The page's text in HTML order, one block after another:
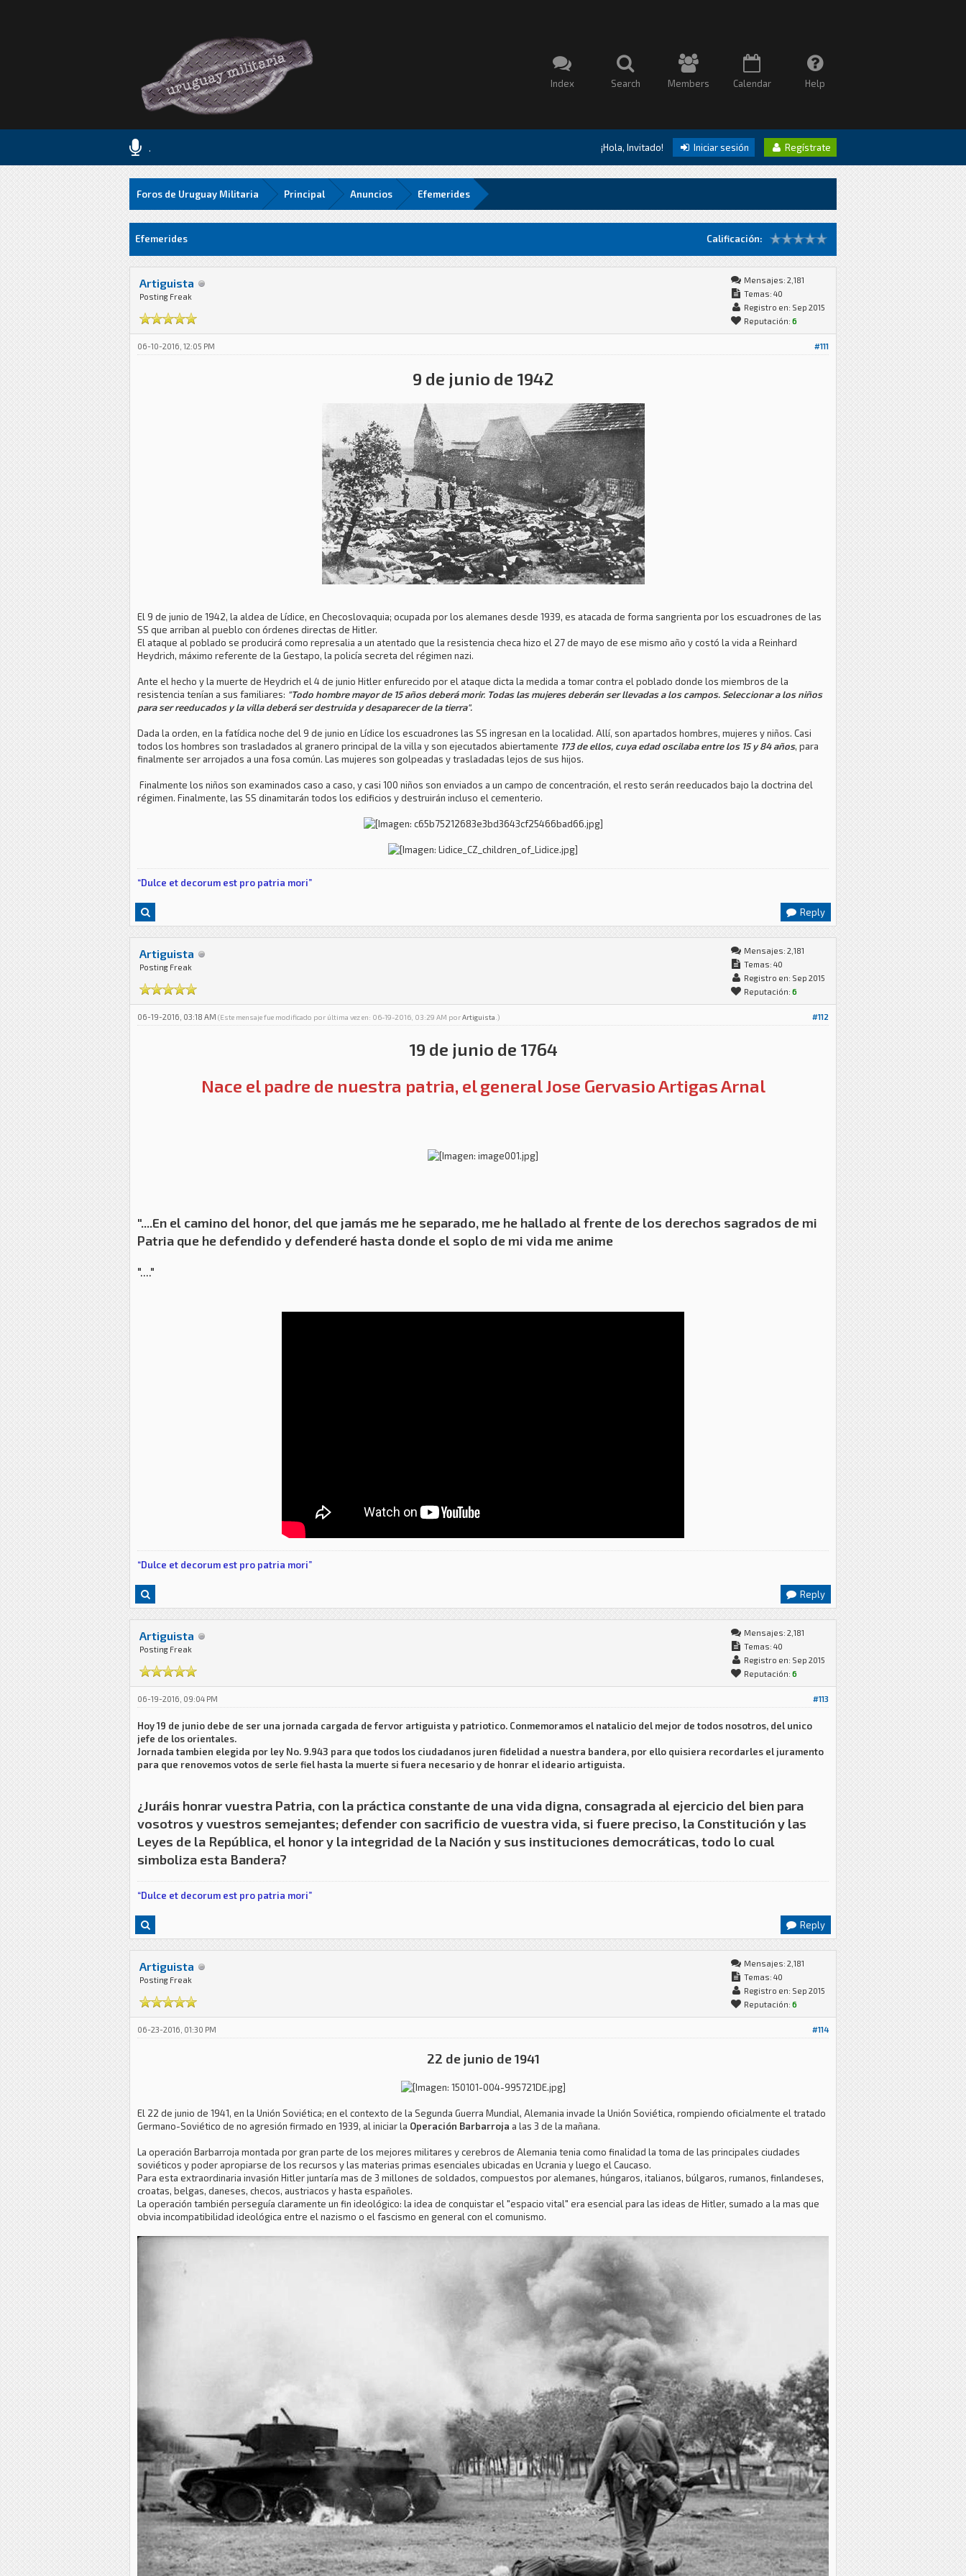
Index Search Members Calendar Help
. ¡Hola, Invitado! Iniciar sesión Regístrate
Foros de Uruguay Militaria Principal Anuncios Efemerides
Calificación:
0 voto(s) - 0 Media
1
2
3
4
5 Efemerides
Artiguista
Posting Freak
Mensajes: 2,181
Temas: 40
Registro en: Sep 2015
Reputación: 6
#111
06-10-2016, 12:05 PM
9 de junio de 1942
El 9 de junio de 1942, la aldea de Lídice, en Checoslovaquia; ocupada por los alemanes desde 1939, es atacada de forma sangrienta por los escuadrones de las
SS que arriban al pueblo con órdenes directas de Hitler.
El ataque al poblado se producirá como represalia a un atentado que la resistencia checa hizo el 27 de mayo de ese mismo año y costó la vida a Reinhard
Heydrich, máximo referente de la Gestapo, la policía secreta del régimen nazi.
Ante el hecho y la muerte de Heydrich el 4 de junio Hitler enfurecido por el ataque dicta la medida a tomar contra el poblado donde los miembros de la
resistencia tenían a sus familiares: "Todo hombre mayor de 15 años deberá morir. Todas las mujeres deberán ser llevadas a los campos. Seleccionar a los niños
para ser reeducados y la villa deberá ser destruida y desaparecer de la tierra".
Dada la orden, en la fatídica noche del 9 de junio en Lídice los escuadrones las SS ingresan en la localidad. Allí, son apartados hombres, mujeres y niños. Casi
todos los hombres son trasladados al granero principal de la villa y son ejecutados abiertamente 173 de ellos, cuya edad oscilaba entre los 15 y 84 años, para
finalmente ser arrojados a una fosa común. Las mujeres son golpeadas y trasladadas lejos de sus hijos.
Finalmente los niños son examinados caso a caso, y casi 100 niños son enviados a un campo de concentración, el resto serán reeducados bajo la doctrina del
régimen. Finalmente, las SS dinamitarán todos los edificios y destruirán incluso el cementerio.
“Dulce et decorum est pro patria mori”
Reply
Artiguista
Posting Freak
Mensajes: 2,181
Temas: 40
Registro en: Sep 2015
Reputación: 6
#112
06-19-2016, 03:18 AM (Este mensaje fue modificado por última vez en: 06-19-2016, 03:29 AM porArtiguista .)
19 de junio de 1764
Nace el padre de nuestra patria, el general Jose Gervasio Artigas Arnal
"....En el camino del honor, del que jamás me he separado, me he hallado al frente de los derechos sagrados de mi
Patria que he defendido y defenderé hasta donde el soplo de mi vida me anime
"...."
“Dulce et decorum est pro patria mori”
Reply
Artiguista
Posting Freak
Mensajes: 2,181
Temas: 40
Registro en: Sep 2015
Reputación: 6
#113
06-19-2016, 09:04 PM
Hoy 19 de junio debe de ser una jornada cargada de fervor artiguista y patriotico. Conmemoramos el natalicio del mejor de todos nosotros, del unico
jefe de los orientales.
Jornada tambien elegida por ley No. 9.943 para que todos los ciudadanos juren fidelidad a nuestra bandera, por ello quisiera recordarles el juramento
para que renovemos votos de serle fiel hasta la muerte si fuera necesario y de honrar el ideario artiguista.
¿Juráis honrar vuestra Patria, con la práctica constante de una vida digna, consagrada al ejercicio del bien para
vosotros y vuestros semejantes; defender con sacrificio de vuestra vida, si fuere preciso, la Constitución y las
Leyes de la República, el honor y la integridad de la Nación y sus instituciones democráticas, todo lo cual
simboliza esta Bandera?
“Dulce et decorum est pro patria mori”
Reply
Artiguista
Posting Freak
Mensajes: 2,181
Temas: 40
Registro en: Sep 2015
Reputación: 6
#114
06-23-2016, 01:30 PM
22 de junio de 1941
El 22 de junio de 1941, en la Unión Soviética; en el contexto de la Segunda Guerra Mundial, Alemania invade la Unión Soviética, rompiendo oficialmente el tratado
Germano-Soviético de no agresión firmado en 1939, al iniciar la Operación Barbarroja a las 3 de la mañana.
La operación Barbarroja montada por gran parte de los mejores militares y cerebros de Alemania tenia como finalidad la toma de las principales ciudades
soviéticos y poder apropiarse de los recursos y las materias primas esenciales ubicadas en Ucrania y luego el Caucaso.
Para esta extraordinaria invasión Hitler juntaría mas de 3 millones de soldados, compuestos por alemanes, húngaros, italianos, búlgaros, rumanos, finlandeses,
croatas, belgas, daneses, checos, austriacos y hasta españoles.
La operación también perseguía claramente un fin ideológico: la idea de conquistar el "espacio vital" era esencial para las ideas de Hitler, sumado a la mas que
obvia incompatibilidad ideológica entre el nazismo o el fascismo en general con el comunismo.